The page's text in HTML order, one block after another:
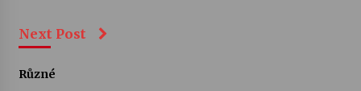
Next Post
Různé